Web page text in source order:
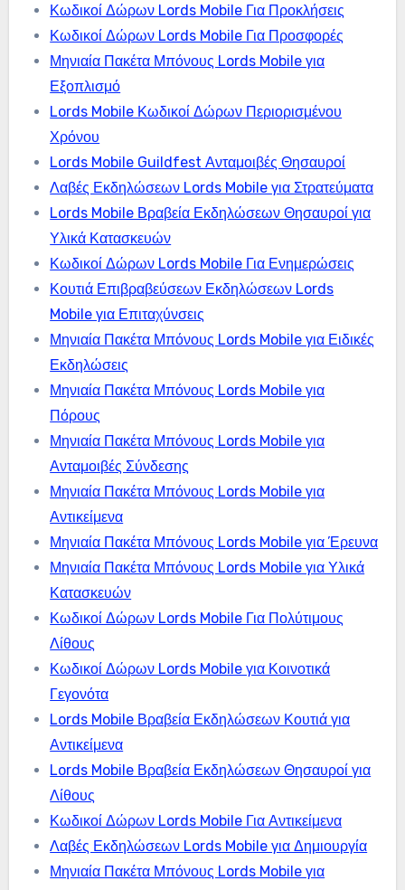
Κωδικοί Δώρων Lords Mobile Για Προκλήσεις
Κωδικοί Δώρων Lords Mobile Για Προσφορές
Μηνιαία Πακέτα Μπόνους Lords Mobile για
Εξοπλισμό
Lords Mobile Κωδικοί Δώρων Περιορισμένου
Χρόνου
Lords Mobile Guildfest Ανταμοιβές Θησαυροί
Λαβές Εκδηλώσεων Lords Mobile για Στρατεύματα
Lords Mobile Βραβεία Εκδηλώσεων Θησαυροί για
Υλικά Κατασκευών
Κωδικοί Δώρων Lords Mobile Για Ενημερώσεις
Κουτιά Επιβραβεύσεων Εκδηλώσεων Lords
Mobile για Επιταχύνσεις
Μηνιαία Πακέτα Μπόνους Lords Mobile για Ειδικές
Εκδηλώσεις
Μηνιαία Πακέτα Μπόνους Lords Mobile για
Πόρους
Μηνιαία Πακέτα Μπόνους Lords Mobile για
Ανταμοιβές Σύνδεσης
Μηνιαία Πακέτα Μπόνους Lords Mobile για
Αντικείμενα
Μηνιαία Πακέτα Μπόνους Lords Mobile για Έρευνα
Μηνιαία Πακέτα Μπόνους Lords Mobile για Υλικά
Κατασκευών
Κωδικοί Δώρων Lords Mobile Για Πολύτιμους
Λίθους
Κωδικοί Δώρων Lords Mobile για Κοινοτικά
Γεγονότα
Lords Mobile Βραβεία Εκδηλώσεων Κουτιά για
Αντικείμενα
Lords Mobile Βραβεία Εκδηλώσεων Θησαυροί για
Λίθους
Κωδικοί Δώρων Lords Mobile Για Αντικείμενα
Λαβές Εκδηλώσεων Lords Mobile για Δημιουργία
Μηνιαία Πακέτα Μπόνους Lords Mobile για